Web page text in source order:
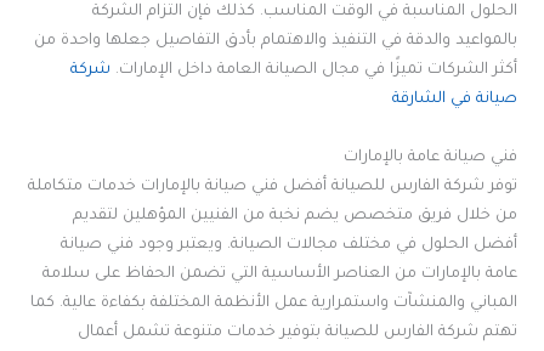
الحلول المناسبة في الوقت المناسب. كذلك فإن التزام الشركة
بالمواعيد والدقة في التنفيذ والاهتمام بأدق التفاصيل جعلها واحدة من
أكثر الشركات تميزًا في مجال الصيانة العامة داخل الإمارات. شركة
صيانة في الشارقة
فني صيانة عامة بالإمارات
توفر شركة الفارس للصيانة أفضل فني صيانة بالإمارات خدمات متكاملة
من خلال فريق متخصص يضم نخبة من الفنيين المؤهلين لتقديم
أفضل الحلول في مختلف مجالات الصيانة. ويعتبر وجود فني صيانة
عامة بالإمارات من العناصر الأساسية التي تضمن الحفاظ على سلامة
المباني والمنشآت واستمرارية عمل الأنظمة المختلفة بكفاءة عالية. كما
تهتم شركة الفارس للصيانة بتوفير خدمات متنوعة تشمل أعمال